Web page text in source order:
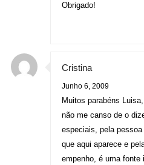
Obrigado!
Cristina
Junho 6, 2009
Muitos parabéns
não me canso de o
especiais, pela
que aqui aparece e
empenho, é uma fonte